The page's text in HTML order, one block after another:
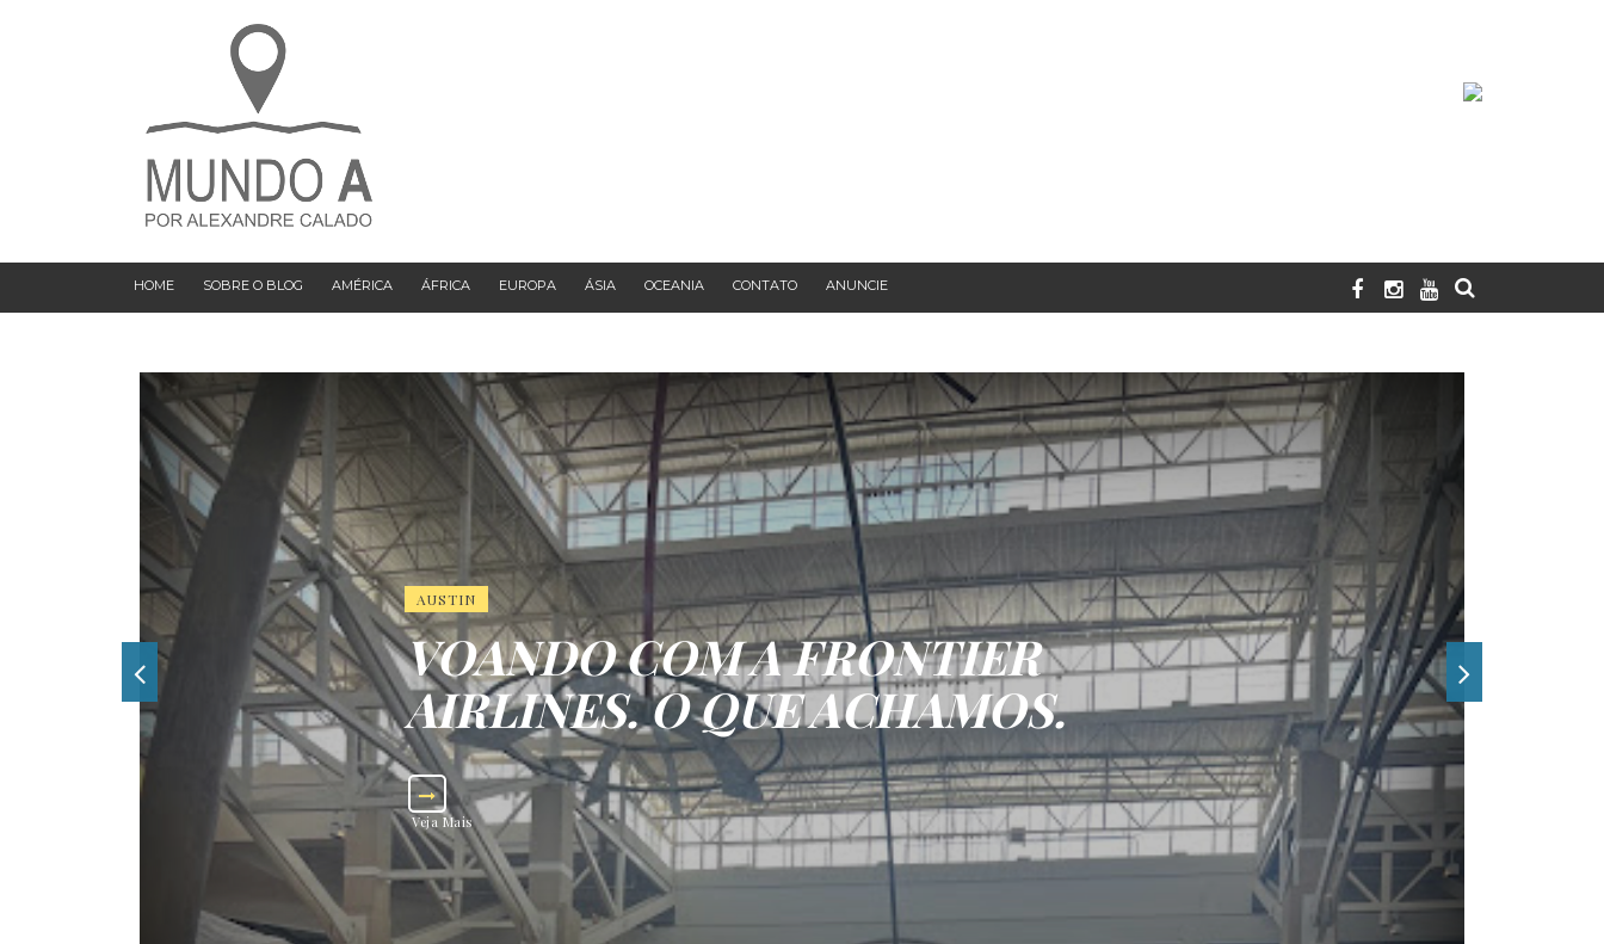
HOME SOBRE O BLOG AMÉRICA ÁFRICA EUROPA ÁSIA OCEANIA CONTATO ANUNCIE
AUSTIN
VOANDO COM A FRONTIER
AIRLINES. O QUE ACHAMOS.
Veja Mais